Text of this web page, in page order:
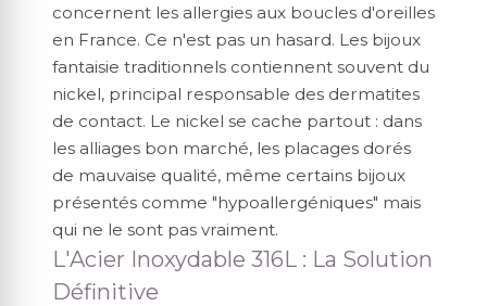
concernent les allergies aux boucles d'oreilles
en France. Ce n'est pas un hasard. Les bijoux
fantaisie traditionnels contiennent souvent du
nickel, principal responsable des dermatites
de contact. Le nickel se cache partout : dans
les alliages bon marché, les placages dorés
de mauvaise qualité, même certains bijoux
présentés comme "hypoallergéniques" mais
qui ne le sont pas vraiment.
L'Acier Inoxydable 316L : La Solution
Définitive